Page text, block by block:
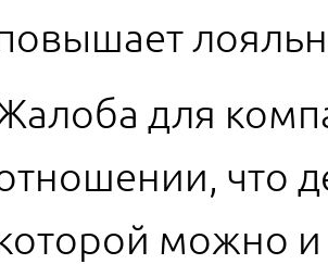
для
что
можно и